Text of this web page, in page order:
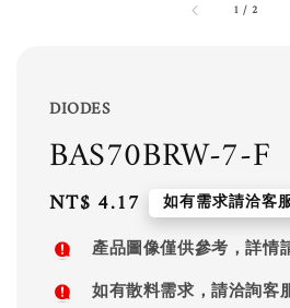
1 / 2
DIODES
BAS70BRW-7-F
Regular
price
NT$ 4.17 如有需求請洽客
產品圖像僅供參考，詳情
如有散料需求，請洽詢客